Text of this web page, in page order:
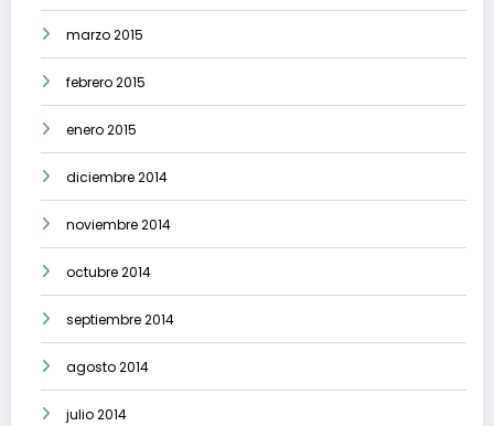
marzo 2015
febrero 2015
enero 2015
diciembre 2014
noviembre 2014
octubre 2014
septiembre 2014
agosto 2014
julio 2014